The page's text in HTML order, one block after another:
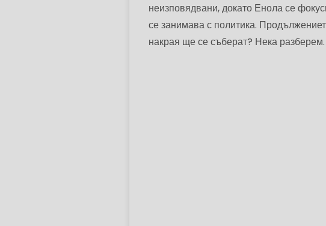
неизповядвани, докато Енола се
се занимава с политика.
накрая ще се съберат? Нека